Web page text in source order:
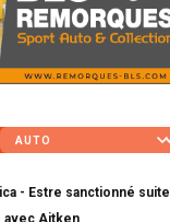
- Estre sanctionné suite
avec Aitken